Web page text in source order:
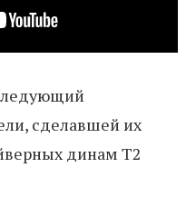
сделавшей их
динам T2